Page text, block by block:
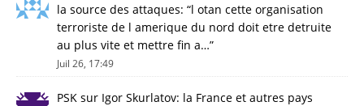
la source des attaques: “l otan cette organisation
terroriste de l amerique du nord doit etre detruite
au plus vite et mettre fin a…”
Juil 26, 17:49
PSK sur Igor Skurlatov: la France et autres pays